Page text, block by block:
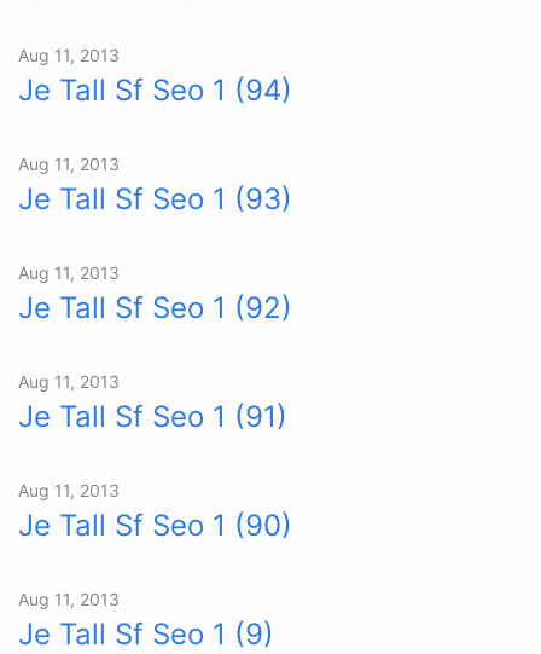
Aug 11, 2013
Je Tall Sf Seo 1 (94)
Aug 11, 2013
Je Tall Sf Seo 1 (93)
Aug 11, 2013
Je Tall Sf Seo 1 (92)
Aug 11, 2013
Je Tall Sf Seo 1 (91)
Aug 11, 2013
Je Tall Sf Seo 1 (90)
Aug 11, 2013
Je Tall Sf Seo 1 (9)